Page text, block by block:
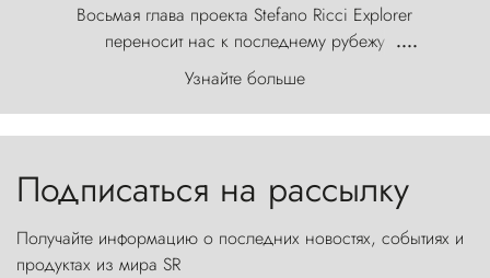
Восьмая глава проекта Stefano Ricci Explorer
переносит нас к последнему рубежу
первозданного мира, где ветер с
первобытной яростью ваяет ландшафт, а пики
Торрес-дель-Пайне, словно каменные стражи,
....
Узнайте больше
Подписаться на рассылку
Получайте информацию о последних новостях, событиях и
продуктах из мира SR